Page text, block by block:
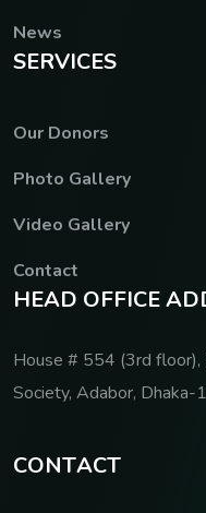
News
SERVICES
Our Donors
Photo Gallery
Video Gallery
Contact
HEAD OFFICEAD
House # 554 (3rd floor),
Society, Adabor, Dhaka-
CONTACT